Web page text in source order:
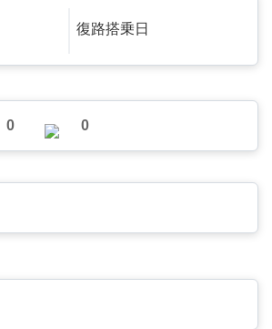
復路搭乗日
0 0